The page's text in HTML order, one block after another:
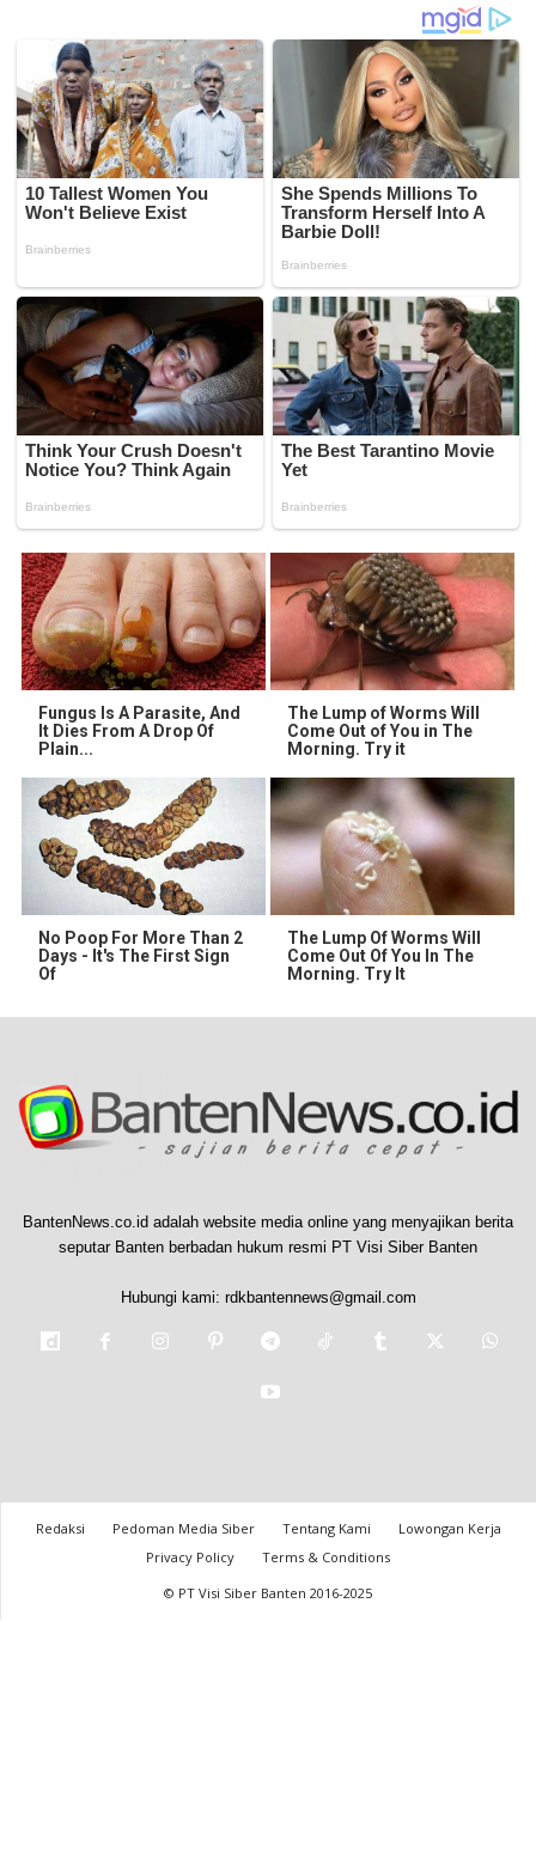
Fungus Is A Parasite, And
It Dies From A Drop Of
Plain...
The Lump of Worms Will
Come Out of You in The
Morning. Try it
No Poop For More Than 2
Days - It's The First Sign
Of
The Lump Of Worms Will
Come Out Of You In The
Morning. Try It
BantenNews.co.id adalah website media online yang menyajikan berita
seputar Banten berbadan hukum resmi PT Visi Siber Banten
Hubungi kami: rdkbantennews@gmail.com
Redaksi Pedoman Media Siber Tentang Kami
Lowongan Kerja
Privacy Policy
Terms & Conditions
© PT Visi Siber Banten 2016-2025